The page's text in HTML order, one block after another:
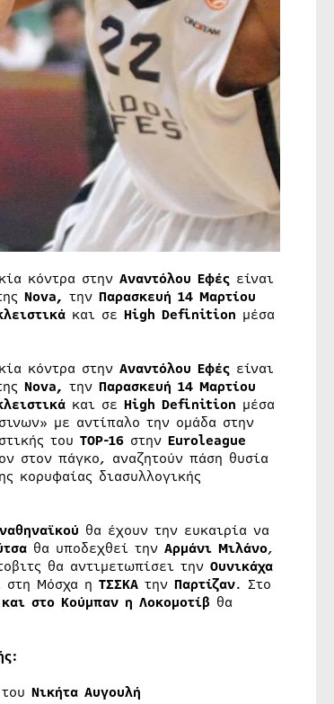
κόντρα στην Αναντόλου Εφέςείναι
Nova, την Παρασκευή 14 Μαρτίου
και σε High Definition μέσα
κόντρα στην Αναντόλου Εφέςείναι
Nova, την Παρασκευή 14 Μαρτίου
και σε High Definition μέσα
με αντίπαλο την ομάδα στην
του TOP-16στην Euroleague
στον πάγκο, αναζητούν πάση θυσία
κορυφαίας διασυλλογικής
θα έχουν την ευκαιρία να
θα υποδεχθεί την Αρμάνι Μιλάνο,
θα αντιμετωπίσει την Ουνικάχα
Μόσχα η ΤΣΣΚΑτην Παρτίζαν. Στο
στο Κούμπαν η Λοκομοτίβ θα
Νικήτα Αυγουλή